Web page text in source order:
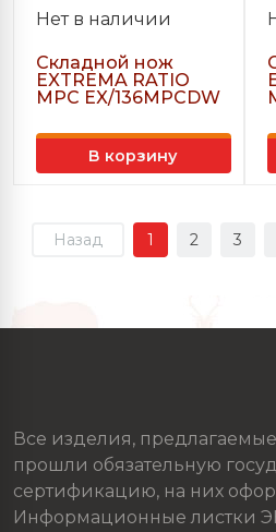
Нет в наличии
Складной нож
EXTREMA RATIO
MPC EX/136MPCDW
В корзину
Назад 1 2 3
Все изделия,
прошли обязательную
сертификацию, на них
Информационные листки